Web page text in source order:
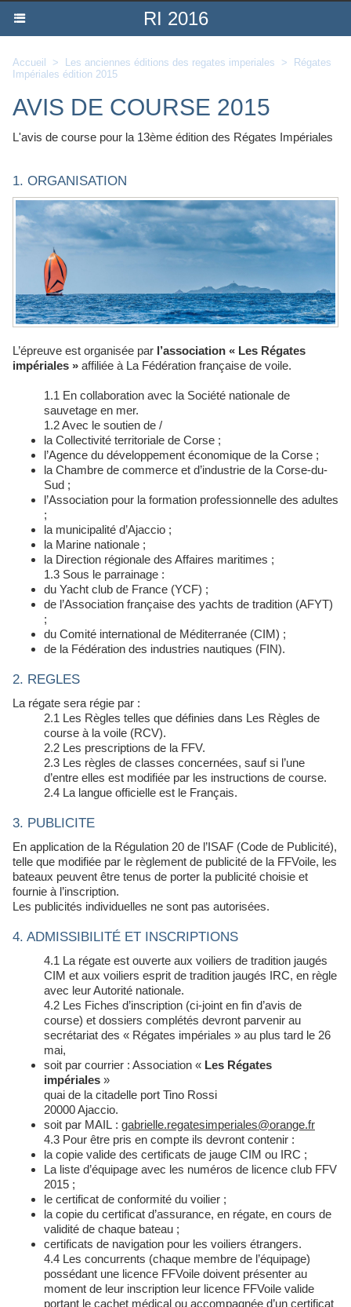
RI 2016
Accueil > Les anciennes éditions des regates imperiales >
Régates
Impériales édition 2015
AVIS DE COURSE 2015
L'avis de course pour la 13ème édition des Régates Impériales
1. ORGANISATION
L’épreuve est organisée par l’association « Les Régates
impériales » affiliée à La Fédération française de voile.
1.1 En collaboration avec la Société nationale de
sauvetage en mer.
1.2 Avec le soutien de /
la Collectivité territoriale de Corse ;
l’Agence du développement économique de la Corse ;
la Chambre de commerce et d’industrie de la Corse-du-
Sud ;
l’Association pour la formation professionnelle des adultes
;
la municipalité d’Ajaccio ;
la Marine nationale ;
la Direction régionale des Affaires maritimes ;
1.3 Sous le parrainage :
du Yacht club de France (YCF) ;
de l’Association française des yachts de tradition (AFYT)
;
du Comité international de Méditerranée (CIM) ;
de la Fédération des industries nautiques (FIN).
2. REGLES
La régate sera régie par :
2.1 Les Règles telles que définies dans Les Règles de
course à la voile (RCV).
2.2 Les prescriptions de la FFV.
2.3 Les règles de classes concernées, sauf si l’une
d’entre elles est modifiée par les instructions de course.
2.4 La langue officielle est le Français.
3. PUBLICITE
En application de la Régulation 20 de l’ISAF (Code de Publicité),
telle que modifiée par le règlement de publicité de la FFVoile, les
bateaux peuvent être tenus de porter la publicité choisie et
fournie à l’inscription.
Les publicités individuelles ne sont pas autorisées.
4. ADMISSIBILITÉ ET INSCRIPTIONS
4.1 La régate est ouverte aux voiliers de tradition jaugés
CIM et aux voiliers esprit de tradition jaugés IRC, en règle
avec leur Autorité nationale.
4.2 Les Fiches d’inscription (ci-joint en fin d’avis de
course) et dossiers complétés devront parvenir au
secrétariat des « Régates impériales » au plus tard le 26
mai,
soit par courrier : Association « Les Régates
impériales »
quai de la citadelle port Tino Rossi
20000 Ajaccio.
soit par MAIL : gabrielle.regatesimperiales@orange.fr
4.3 Pour être pris en compte ils devront contenir :
la copie valide des certificats de jauge CIM ou IRC ;
La liste d’équipage avec les numéros de licence club FFV
2015 ;
le certificat de conformité du voilier ;
la copie du certificat d’assurance, en régate, en cours de
validité de chaque bateau ;
certificats de navigation pour les voiliers étrangers.
4.4 Les concurrents (chaque membre de l’équipage)
possédant une licence FFVoile doivent présenter au
moment de leur inscription leur licence FFVoile valide
portant le cachet médical ou accompagnée d’un certificat